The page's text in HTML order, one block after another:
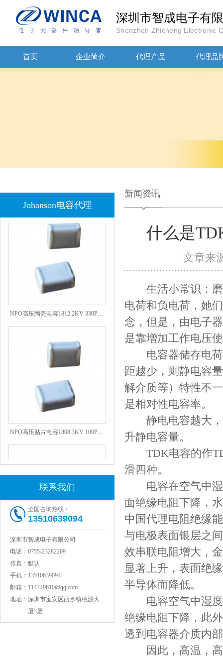
深圳市智成电子有
Shenzhen Zhicheng Electronic
首页 企业简介 代理产品 代理品
Johanson电容代理
联系我们
全国咨询热线：
13510639094
深圳市智成电子有限公司
电话： 0755-23282269
传真： 默认
手机： 13510639094
邮箱： 114749610@qq.com
地址： 深圳市宝安区西乡镇桃源大
厦3层
新闻资讯
什么是
文章来
生活小常识：磨
电荷和负电荷，她
念，但是，由电子
是靠增加工作电压
电容器储存电荷
距越少，则静电容
解介质等）特性不
是相对性电容率。
静电电容越大，
升静电容量。
TDK电容的作
滑四种。
电容在空气中湿
面绝缘电阻下降，
中国代理电阻绝缘
与电极表面银层之
效串联电阻增大，
显著上升，表面绝
半导体而降低。
电容空气中湿度
绝缘电阻下降，此
透到电容器介质内
因此，高温，高